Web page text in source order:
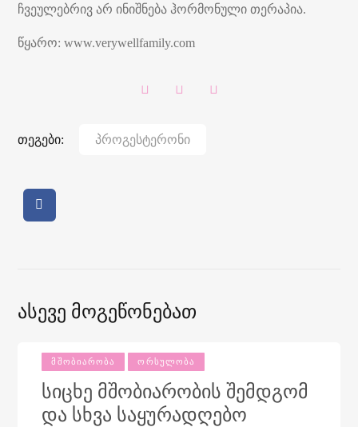
ჩვეულებრივ არ ინიშნება ჰორმონული თერაპია.
წყარო: www.verywellfamily.com
თეგები: Პროგესტერონი
Ასევე Მოგეწონებათ
ᲛᲨᲝᲑᲘᲐᲠᲝᲑᲐ ᲝᲠᲡᲣᲚᲝᲑᲐ
სიცხე მშობიარობის შემდგომ
და სხვა საყურადღებო